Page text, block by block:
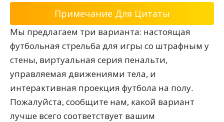
Примечание Для Цитаты
Мы предлагаем три варианта: настоящая
футбольная стрельба для игры со штрафным у
стены, виртуальная серия пенальти,
управляемая движениями тела, и
интерактивная проекция футбола на полу.
Пожалуйста, сообщите нам, какой вариант
лучше всего соответствует вашим